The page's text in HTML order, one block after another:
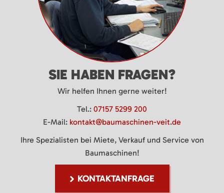
SIE HABEN FRAGEN?
Wir helfen Ihnen gerne weiter!
Tel.: 07157 5299 200
E-Mail: kontakt@baumaschinen-veit.de
Ihre Spezialisten bei Miete, Verkauf und Service von
Baumaschinen!
KONTAKTANFRAGE